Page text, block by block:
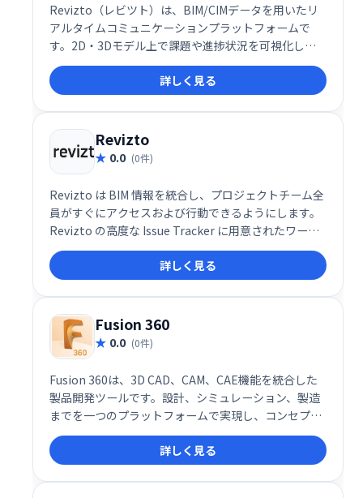
Revizto（レビツト）は、BIM/CIMデータを用いたリ
アルタイムコミュニケーションプラットフォームで
す。2D・3Dモデル上で課題や進捗状況を可視化し、
関係者間でのスムーズな情報共有を実現します。建設
業界におけるQCDSE（品質・コスト・工期・安全・環
境）の改善に貢献し、プロジェクトの成功を支援しま
す。日本初導入の革新的なプラットフォームで、効率
的な協働を実現しましょう。
詳しく見る
Revizto
0.0 (0件)
Revizto は BIM 情報を統合し、プロジェクトチーム全
員がすぐにアクセスおよび行動できるようにします。
Revizto の高度な Issue Tracker に用意されたワーク
フローにより、プロジェクトチームのメンバーは 3D
環境と 2D シートにてモデルの問題や干渉を識別・管
理が可能になります。Revizto は2D と 3D 両方のワー
クフローで、プロジェクトデータへの統合的アクセス
を可能にし、誰もがプロジェクトの課題に対応できま
す。
詳しく見る
Fusion 360
0.0 (0件)
Fusion 360は、3D CAD、CAM、CAE機能を統合した
製品開発ツールです。設計、シミュレーション、製造
までを一つのプラットフォームで実現し、コンセプト
から生産までを効率化します。産業機械設計など幅広
い用途に対応し、チームでのコラボレーションも可能
です。製品開発プロセス全体の最適化を目指し、設計
から製造までをシームレスに繋ぎます。
詳しく見る